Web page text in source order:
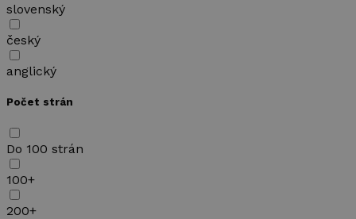
slovenský
český
anglický
Počet strán
Do 100 strán
100+
200+